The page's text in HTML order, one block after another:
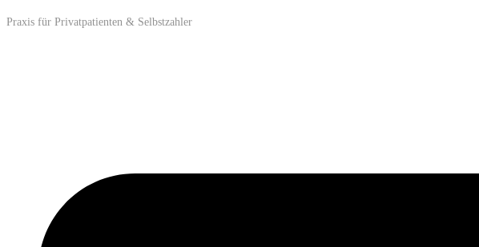
Praxis für Privatpatienten & Selbstzahler